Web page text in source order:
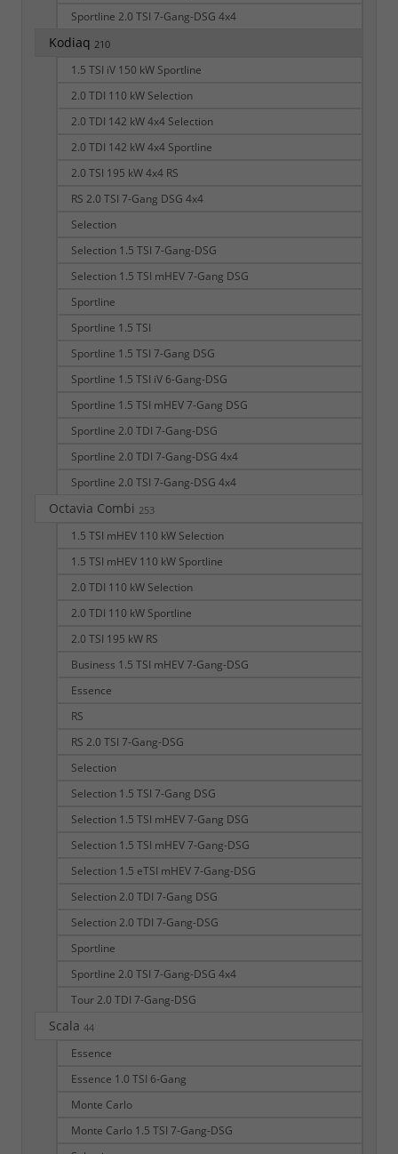
Sportline 2.0 TSI 7-Gang-DSG 4x4
Kodiaq 210
1.5 TSI iV 150 kW Sportline
2.0 TDI 110 kW Selection
2.0 TDI 142 kW 4x4 Selection
2.0 TDI 142 kW 4x4 Sportline
2.0 TSI 195 kW 4x4 RS
RS 2.0 TSI 7-Gang DSG 4x4
Selection
Selection 1.5 TSI 7-Gang-DSG
Selection 1.5 TSI mHEV 7-Gang DSG
Sportline
Sportline 1.5 TSI
Sportline 1.5 TSI 7-Gang DSG
Sportline 1.5 TSI iV 6-Gang-DSG
Sportline 1.5 TSI mHEV 7-Gang DSG
Sportline 2.0 TDI 7-Gang-DSG
Sportline 2.0 TDI 7-Gang-DSG 4x4
Sportline 2.0 TSI 7-Gang-DSG 4x4
Octavia Combi 253
1.5 TSI mHEV 110 kW Selection
1.5 TSI mHEV 110 kW Sportline
2.0 TDI 110 kW Selection
2.0 TDI 110 kW Sportline
2.0 TSI 195 kW RS
Business 1.5 TSI mHEV 7-Gang-DSG
Essence
RS
RS 2.0 TSI 7-Gang-DSG
Selection
Selection 1.5 TSI 7-Gang DSG
Selection 1.5 TSI mHEV 7-Gang DSG
Selection 1.5 TSI mHEV 7-Gang-DSG
Selection 1.5 eTSI mHEV 7-Gang-DSG
Selection 2.0 TDI 7-Gang DSG
Selection 2.0 TDI 7-Gang-DSG
Sportline
Sportline 2.0 TSI 7-Gang-DSG 4x4
Tour 2.0 TDI 7-Gang-DSG
Scala 44
Essence
Essence 1.0 TSI 6-Gang
Monte Carlo
Monte Carlo 1.5 TSI 7-Gang-DSG